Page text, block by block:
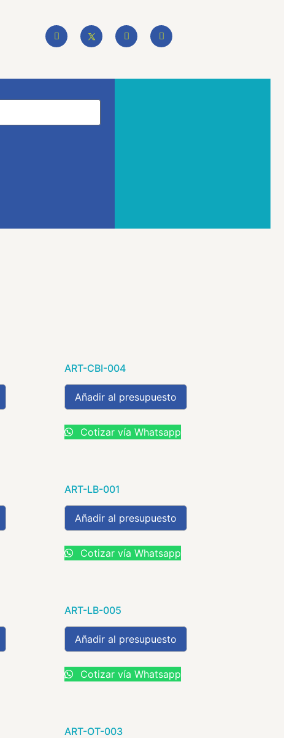
ART-CBI-004
Añadir al presupuesto
Cotizar vía Whatsapp
ART-LB-001
Añadir al presupuesto
Cotizar vía Whatsapp
ART-LB-005
Añadir al presupuesto
Cotizar vía Whatsapp
ART-OT-003